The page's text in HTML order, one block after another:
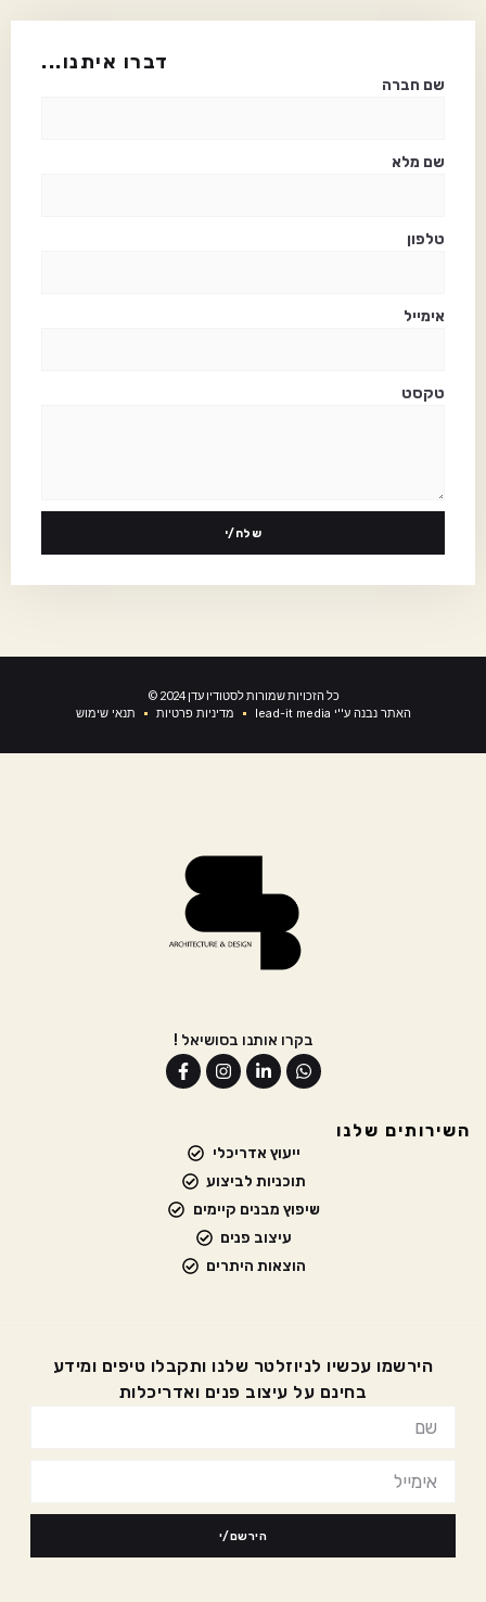
...דברו איתנו
שם חברה
שם מלא
טלפון
אימייל
טקסט
שלח/י
© 2024 כל הזכויות שמורות לסטודיו עדן
תנאי שימוש מדיניות פרטיות lead-it media האתר נבנה ע''י
! בקרו אותנו בסושיאל
השירותים שלנו
ייעוץ אדריכלי
תוכניות לביצוע
שיפוץ מבנים קיימים
עיצוב פנים
הוצאות היתרים
הירשמו עכשיו לניוזלטר שלנו ותקבלו טיפים ומידע
בחינם על עיצוב פנים ואדריכלות
הירשם/י